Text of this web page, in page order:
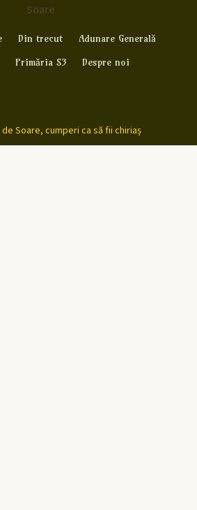
Soare
Din trecut
Adunare Generală
Primăria S3 Despre noi
de Soare, cumperi ca să fii chiriaș